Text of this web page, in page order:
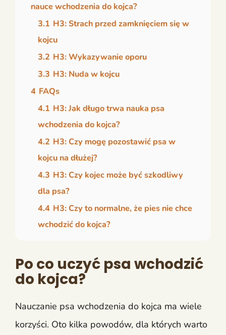
nauce wchodzenia do kojca?
3.1 H3: Strach przed zamknięciem się w
kojcu
3.2 H3: Wykazywanie oporu
3.3 H3: Nuda w kojcu
4 FAQs
4.1 H3: Jak długo trwa nauka psa
wchodzenia do kojca?
4.2 H3: Czy mogę pozostawić psa w
kojcu na dłużej?
4.3 H3: Czy kojec może być szkodliwy
dla psa?
4.4 H3: Czy to normalne, że pies nie chce
wchodzić do kojca?
Po co uczyć psa wchodzić
do kojca?
Nauczanie psa wchodzenia do kojca ma wiele
korzyści. Oto kilka powodów, dla których warto